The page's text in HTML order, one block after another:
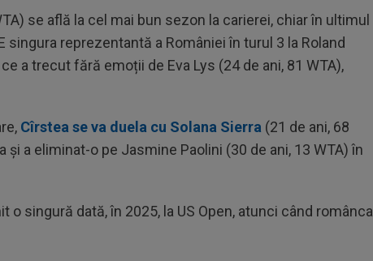
se află la cel mai bun sezon la carierei, chiar în ultimul
reprezentantă a României în turul 3 la Roland
a trecut fără emoții de Eva Lys (24 de ani, 81 WTA),
Cîrstea se va duela cu Solana Sierra (21 de ani, 68
și a eliminat-o pe Jasmine Paolini (30 de ani, 13 WTA) în
o singură dată, în 2025, la US Open, atunci când românca